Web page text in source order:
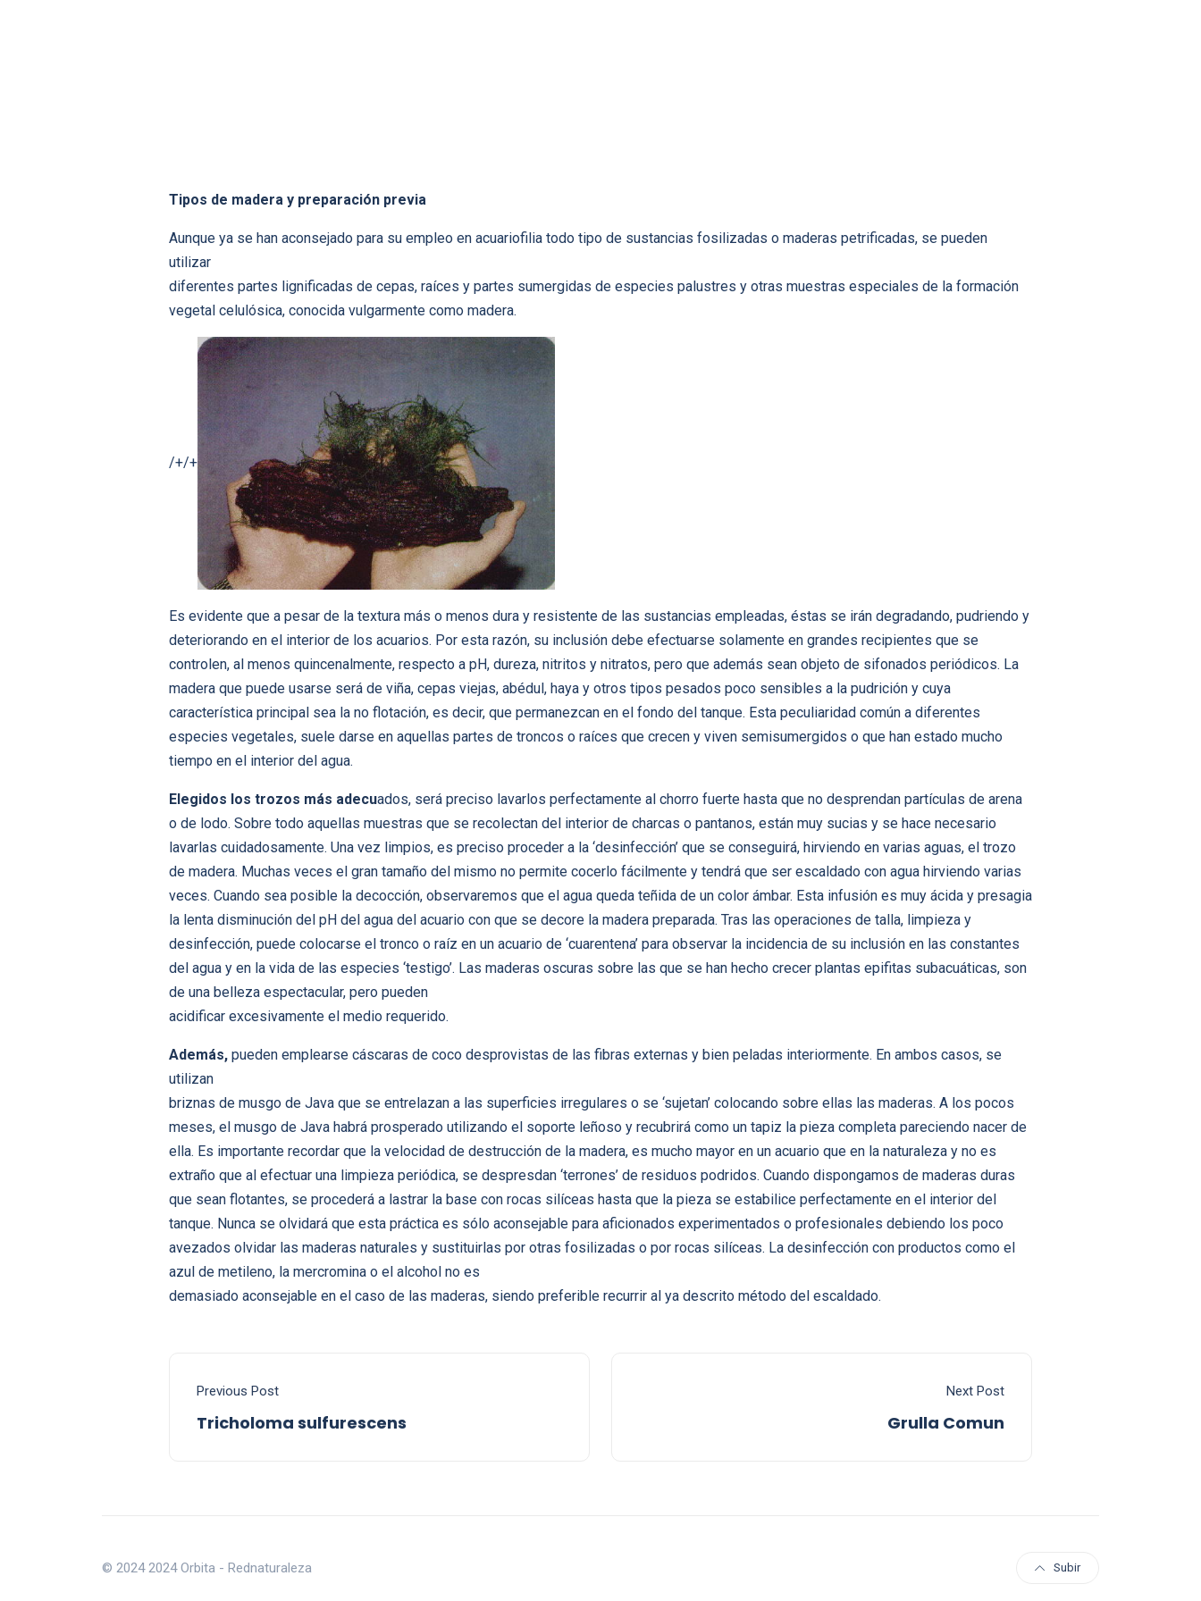
Tipos de madera y preparación previa
Aunque ya se han aconsejado para su empleo en acuariofilia todo tipo de sustancias fosilizadas o maderas petrificadas, se pueden
utilizar
diferentes partes lignificadas de cepas, raíces y partes sumergidas de especies palustres y otras muestras especiales de la formación
vegetal celulósica, conocida vulgarmente como madera.
/+/+
Es evidente que a pesar de la textura más o menos dura y resistente de las sustancias empleadas, éstas se irán degradando, pudriendo y
deteriorando en el interior de los acuarios. Por esta razón, su inclusión debe efectuarse solamente en grandes recipientes que se
controlen, al menos quincenalmente, respecto a pH, dureza, nitritos y nitratos, pero que además sean objeto de sifonados periódicos. La
madera que puede usarse será de viña, cepas viejas, abédul, haya y otros tipos pesados poco sensibles a la pudrición y cuya
característica principal sea la no flotación, es decir, que permanezcan en el fondo del tanque. Esta peculiaridad común a diferentes
especies vegetales, suele darse en aquellas partes de troncos o raíces que crecen y viven semisumergidos o que han estado mucho
tiempo en el interior del agua.
Elegidos los trozos más adecuados, será preciso lavarlos perfectamente al chorro fuerte hasta que no desprendan partículas de arena
o de lodo. Sobre todo aquellas muestras que se recolectan del interior de charcas o pantanos, están muy sucias y se hace necesario
lavarlas cuidadosamente. Una vez limpios, es preciso proceder a la ‘desinfección’ que se conseguirá, hirviendo en varias aguas, el trozo
de madera. Muchas veces el gran tamaño del mismo no permite cocerlo fácilmente y tendrá que ser escaldado con agua hirviendo varias
veces. Cuando sea posible la decocción, observaremos que el agua queda teñida de un color ámbar. Esta infusión es muy ácida y presagia
la lenta disminución del pH del agua del acuario con que se decore la madera preparada. Tras las operaciones de talla, limpieza y
desinfección, puede colocarse el tronco o raíz en un acuario de ‘cuarentena’ para observar la incidencia de su inclusión en las constantes
del agua y en la vida de las especies ‘testigo’. Las maderas oscuras sobre las que se han hecho crecer plantas epifitas subacuáticas, son
de una belleza espectacular, pero pueden
acidificar excesivamente el medio requerido.
Además, pueden emplearse cáscaras de coco desprovistas de las fibras externas y bien peladas interiormente. En ambos casos, se
utilizan
briznas de musgo de Java que se entrelazan a las superficies irregulares o se ‘sujetan’ colocando sobre ellas las maderas. A los pocos
meses, el musgo de Java habrá prosperado utilizando el soporte leñoso y recubrirá como un tapiz la pieza completa pareciendo nacer de
ella. Es importante recordar que la velocidad de destrucción de la madera, es mucho mayor en un acuario que en la naturaleza y no es
extraño que al efectuar una limpieza periódica, se despresdan ‘terrones’ de residuos podridos. Cuando dispongamos de maderas duras
que sean flotantes, se procederá a lastrar la base con rocas silíceas hasta que la pieza se estabilice perfectamente en el interior del
tanque. Nunca se olvidará que esta práctica es sólo aconsejable para aficionados experimentados o profesionales debiendo los poco
avezados olvidar las maderas naturales y sustituirlas por otras fosilizadas o por rocas silíceas. La desinfección con productos como el
azul de metileno, la mercromina o el alcohol no es
demasiado aconsejable en el caso de las maderas, siendo preferible recurrir al ya descrito método del escaldado.
Previous Post
Tricholoma sulfurescens
Next Post
Grulla Comun
© 2024 2024 Orbita - Rednaturaleza Subir